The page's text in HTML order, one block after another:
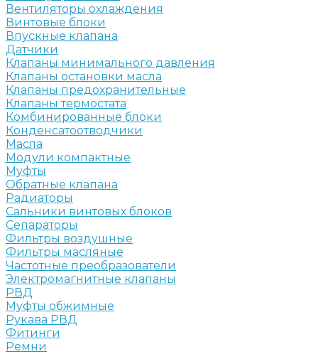
Вентиляторы охлаждения
Винтовые блоки
Впускные клапана
Датчики
Клапаны минимального давления
Клапаны остановки масла
Клапаны предохранительные
Клапаны термостата
Комбинированные блоки
Конденсатоотводчики
Масла
Модули компактные
Муфты
Обратные клапана
Радиаторы
Сальники винтовых блоков
Сепараторы
Фильтры воздушные
Фильтры масляные
Частотные преобразователи
Электромагнитные клапаны
РВД
Муфты обжимные
Рукава РВД
Фитинги
Ремни